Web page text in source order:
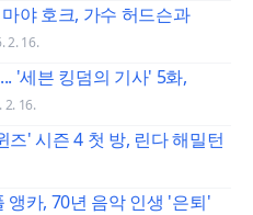
야 호크, 가수 허드슨과
2. 16.
'세븐 킹덤의 기사' 5화,
2. 16.
즈' 시즌 4 첫 방, 린다 해밀턴
앵카, 70년 음악 인생 '은퇴'